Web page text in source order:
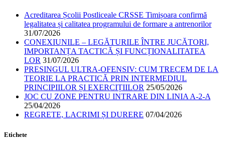
Acreditarea Școlii Postliceale CRSSE Timișoara confirmă
legalitatea și calitatea programului de formare a antrenorilor
31/07/2026
CONEXIUNILE – LEGĂTURILE ÎNTRE JUCĂTORI,
IMPORTANȚA TACTICĂ ȘI FUNCȚIONALITATEA
LOR 31/07/2026
PRESINGUL ULTRA-OFENSIV: CUM TRECEM DE LA
TEORIE LA PRACTICĂ PRIN INTERMEDIUL
PRINCIPIILOR ȘI EXERCIȚIILOR 25/05/2026
JOC CU ZONE PENTRU INTRARE DIN LINIA A-2-A
25/04/2026
REGRETE, LACRIMI ȘI DURERE 07/04/2026
Etichete